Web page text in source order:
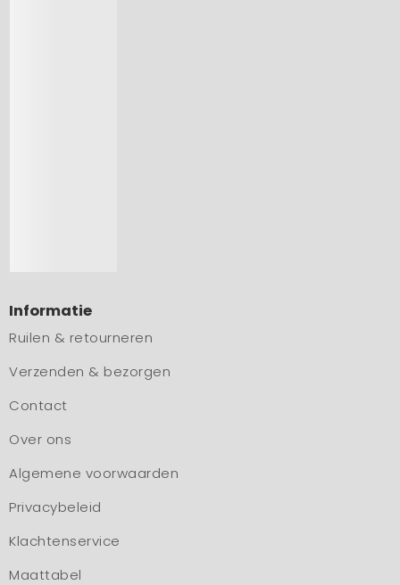
Informatie
Ruilen & retourneren
Verzenden & bezorgen
Contact
Over ons
Algemene voorwaarden
Privacybeleid
Klachtenservice
Maattabel